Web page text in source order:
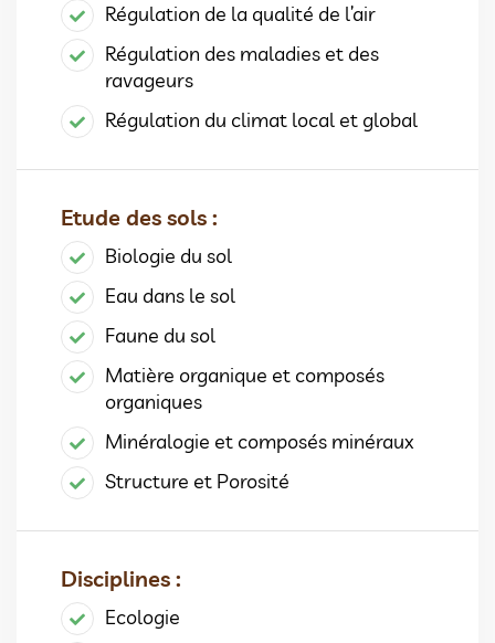
Régulation de la qualité de l’air
Régulation des maladies et des
ravageurs
Régulation du climat local et global
Etude des sols :
Biologie du sol
Eau dans le sol
Faune du sol
Matière organique et composés
organiques
Minéralogie et composés minéraux
Structure et Porosité
Disciplines :
Ecologie